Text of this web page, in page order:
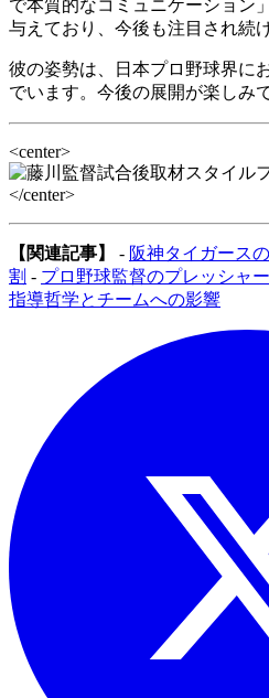
で本質的なコミュニケーション
与えており、今後も注目され続
彼の姿勢は、日本プロ野球界に
でいます。今後の展開が楽しみで
<center>
</center>
【関連記事】 - 阪神タイガース
割 - プロ野球監督のプレッシャ
指導哲学とチームへの影響